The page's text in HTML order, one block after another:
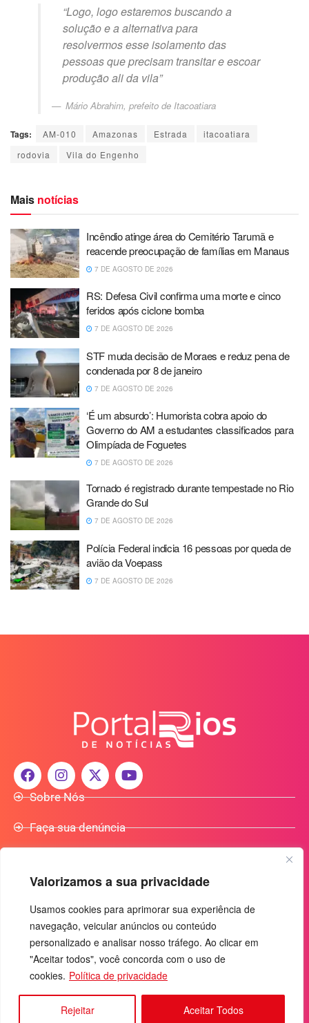
Valorizamos a sua privacidade
Usamos cookies para aprimorar sua experiência de
navegação, veicular anúncios ou conteúdo
personalizado e analisar nosso tráfego. Ao clicar em
"Aceitar todos", você concorda com o uso de
cookies. Política de privacidade
Rejeitar Aceitar Todos
“Logo, logo estaremos buscando a
solução e a alternativa para
resolvermos esse isolamento das
pessoas que precisam transitar e escoar
produção ali da vila”
Mário Abrahim, prefeito de Itacoatiara
Tags: AM-010 Amazonas Estrada
itacoatiara
rodovia
Vila do Engenho
Mais notícias
Incêndio atinge área do Cemitério Tarumã e
reacende preocupação de famílias em Manaus
7 DE AGOSTO DE 2026
RS: Defesa Civil confirma uma morte e cinco
feridos após ciclone bomba
7 DE AGOSTO DE 2026
STF muda decisão de Moraes e reduz pena de
condenada por 8 de janeiro
7 DE AGOSTO DE 2026
‘É um absurdo’: Humorista cobra apoio do
Governo do AM a estudantes classificados para
Olimpíada de Foguetes
7 DE AGOSTO DE 2026
Tornado é registrado durante tempestade no Rio
Grande do Sul
7 DE AGOSTO DE 2026
Polícia Federal indicia 16 pessoas por queda de
avião da Voepass
7 DE AGOSTO DE 2026
Sobre Nós
Faça sua denúncia
Anuncie Conosco
+55 (92) 3085-7464
comercialradio95.7fm@gmail.com
Av. Rio Madeira, 444 - Nossa Sra. das Graças